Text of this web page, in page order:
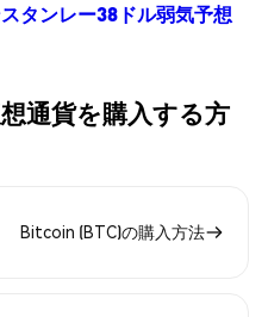
タンレー38ドル弱気予想
通貨を購入する方
Bitcoin (BTC)の購入方法